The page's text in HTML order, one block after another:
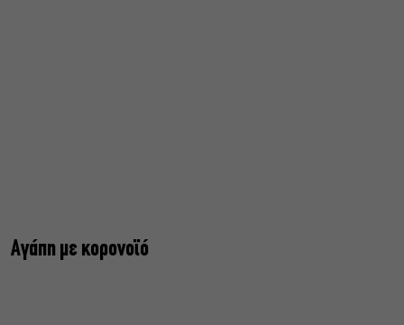
Αγάπη με κορονοϊό